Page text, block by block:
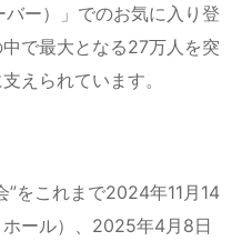
ー）」でのお気に入り登
で最大となる27万人を突
えられています。
”をこれまで2024年11月14
ール）、2025年4月8日